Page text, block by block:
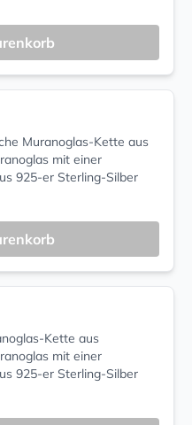
Muranoglas-Kette aus
mit einer
925-er Sterling-Silber
Kette aus
mit einer
925-er Sterling-Silber